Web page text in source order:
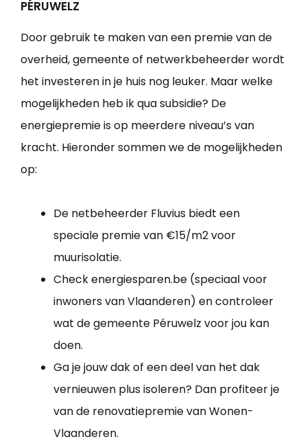
PÉRUWELZ
Door gebruik te maken van een premie van de
overheid, gemeente of netwerkbeheerder wordt
het investeren in je huis nog leuker. Maar welke
mogelijkheden heb ik qua subsidie? De
energiepremie is op meerdere niveau’s van
kracht. Hieronder sommen we de mogelijkheden
op:
De netbeheerder Fluvius biedt een
speciale premie van €15/m2 voor
muurisolatie.
Check energiesparen.be (speciaal voor
inwoners van Vlaanderen) en controleer
wat de gemeente Péruwelz voor jou kan
doen.
Ga je jouw dak of een deel van het dak
vernieuwen plus isoleren? Dan profiteer je
van de renovatiepremie van Wonen-
Vlaanderen.